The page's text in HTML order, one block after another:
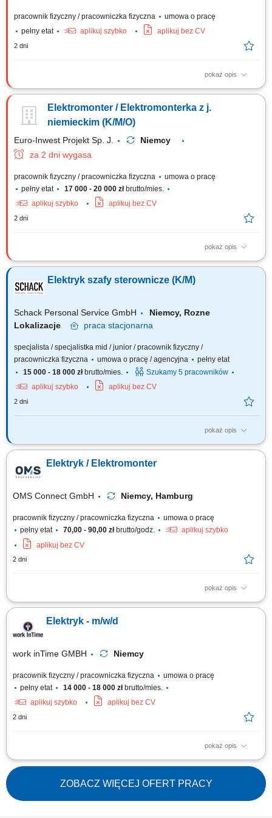
pracownik fizyczny / pracowniczka fizyczna
umowa o pracę
pełny etat
aplikuj szybko aplikuj bez CV
2 dni
pokaż opis
Opis stanowiska: Montaż, modernizacja oraz uruchamianie instalacji
Prefabrykacja, montaż komponentów oraz kompleksowe okablowanie
szaf sterowniczych. Wykonywanie bieżących prac konserwacyjnych,
Elektromonter / Elektromonterka z j.
niemieckim (K/M/O)
Euro-Inwest Projekt Sp. J.
Niemcy
za 2 dni wygasa
pracownik fizyczny / pracowniczka fizyczna
umowa o pracę
pełny etat
17 000 - 20 000 złbrutto/mies.
aplikuj szybko
aplikuj bez CV
2 dni
pokaż opis
Montaż i budowa tras oraz linii kablowych. Montaż instalacji
oświetlenia oraz rozdzielnic/szaf sterowniczych. Codzienna komunikacja
z Kierownictwem w języku niemieckim.
Elektryk szafy sterownicze (K/M)
Schack Personal Service GmbH
Niemcy, Rozne
Lokalizacje
praca stacjonarna
specjalista / specjalistka mid / junior / pracownik fizyczny /
pracowniczka fizyczna
umowa o pracę / agencyjna
pełny etat
15 000 - 18 000 złbrutto/mies.
Szukamy 5 pracowników
aplikuj szybko
aplikuj bez CV
2 dni
pokaż opis
Opis stanowiska: Montaż szaf sterowniczych na podstawie schematów
rysunkiem technicznym; Okablowanie modułów oraz wykonywanie
połączeń elektrycznych; Przeprowadzanie testów funkcjonalnych i
Elektryk / Elektromonter
OMS Connect GmbH Niemcy, Hamburg
pracownik fizyczny / pracowniczka fizyczna
umowa o pracę
pełny etat
70,00 - 90,00 złbrutto/godz.
aplikuj szybko
aplikuj bez CV
2 dni
pokaż opis
Opis stanowiska: Sprawdzanie bezpieczeństwa sprzętu elektrycznego w
złączy, kabli. Używanie mierników do podstawowych pomiarów. Przejazdy
samochodem służbowym do klientów.
Elektryk - m/w/d
work inTime GMBH Niemcy
pracownik fizyczny / pracowniczka fizyczna
umowa o pracę
pełny etat
14 000 - 18 000 złbrutto/mies.
aplikuj szybko
aplikuj bez CV
2 dni
pokaż opis
Twój zakres obowiązków: Montaż instalacji elektrycznych w budynkach
mieszkalnych oraz biurowych; Prowadzenie nowych oraz wymiana
starych przewodów elektrycznych; Montaż i podłączanie szaf
sterowniczych Umiejętność współpracy w zespole Polsko-Niemieckim;
Proste prace montażowe;
ZOBACZ WIĘCEJ OFERT PRACY